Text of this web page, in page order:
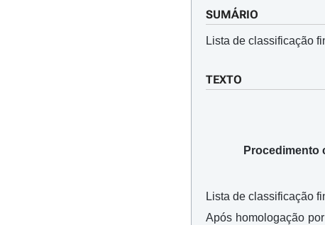
SUMÁRIO
Lista de classificação
TEXTO
Procedimento
Lista de classificação
Após homologação